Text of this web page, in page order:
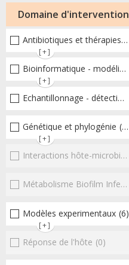
Domaine d'intervention
Antibiotiques et thérapies alternatives
[+]
Bioinformatique - modélisation - structure
[+]
Echantillonnage - détection et diagnostic
Génétique et phylogénie (20)
[+]
Interactions hôte-microbioteEntérocoques
Métabolisme Biofilm Infections respiratoires
Modèles experimentaux (6)
[+]
Réponse de l'hôte (0)